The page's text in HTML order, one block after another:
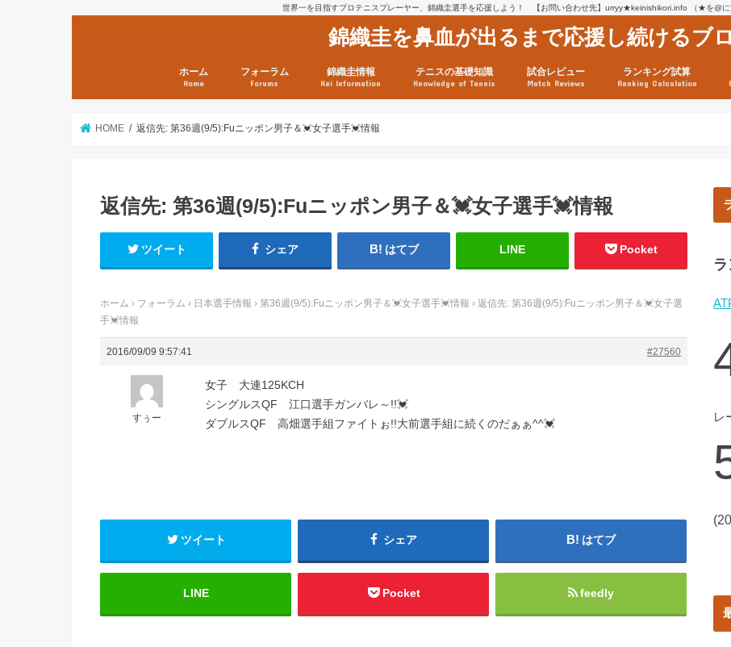
世界一を目指すプロテニスプレーヤー、錦織圭選手を応援しよう！ 【お問い合わせ先】urryy★keinishikori.info （★を@に
錦織圭を鼻血が出るまで応援し続けるブ
ホーム
Home
フォーラム
Forums
錦織圭情報
Kei Information
日現在）
点）
テニスの基礎知識
Knowledge of Tennis
試合レビュー
Match Reviews
ランキング試算
Ranking Calculation
HOME 返信先: 第36週(9/5):Fuニッポン男子＆💓女子選手💓情報
返信先: 第36週(9/5):Fuニッポン男子＆💓女子選手💓情報
ツイート シェア はてブ LINE Pocket
ホーム › フォーラム › 日本選手情報 › 第36週(9/5):Fuニッポン男子＆💓女子選手💓情報 › 返信先: 第36週(9/5):Fuニッポン男子＆💓女子選
手💓情報
2016/09/09 9:57:41 #27560
すぅー
女子 大連125KCH
シングルスQF 江口選手ガンバレ～!!💓
ダブルスQF 高畑選手組ファイトぉ!!大前選手組に続くのだぁぁ^^💓
ツイート シェア はてブ
LINE Pocket feedly
レ